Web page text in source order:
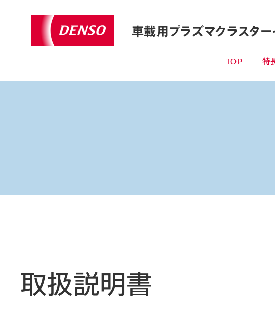
車載用プラズマクラスタ
TOP 特
取扱説明書